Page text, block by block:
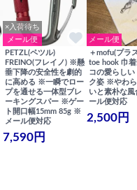
×入荷待ち
メール便
PETZL(ペツル)
FREINO(フレイノ) ※懸
垂下降の安全性を劇的
に高める ※一瞬でロー
プを通せる一体型ブレ
ーキングスパー ※ゲー
ト開口幅15mm 85g ※
メール便対応
7,590円
メール便
＋mofu(プラ
toe hook 巾
コの愛らしい
ク姿 ※やわ
いと素朴な
ール便対応
2,500円